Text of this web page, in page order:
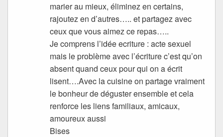
marier au mieux, éliminez en certains,
rajoutez en d’autres….. et partagez avec
ceux que vous aimez ce repas…..
Je comprens l’idée ecriture : acte sexuel
mais le problème avec l’écriture c’est qu’on
absent quand ceux pour qui on a écrit
lisent….Avec la cuisine on partage vraiment
le bonheur de déguster ensemble et cela
renforce les liens familiaux, amicaux,
amoureux aussi
Bises